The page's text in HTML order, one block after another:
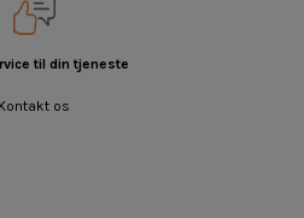
til din tjeneste
Kontakt os